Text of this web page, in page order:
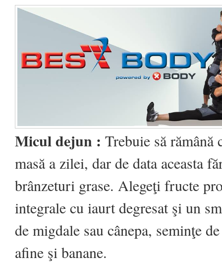
Micul dejun : Trebuie să rămână
masă a zilei, dar de data aceasta
brânzeturi grase. Alegeţi fructe
integrale cu iaurt degresat şi un
de migdale sau cânepa, seminţe
afine şi banane.